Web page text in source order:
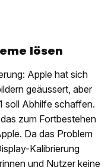
lösen
Apple hat sich
geäussert, aber
soll Abhilfe schaffen.
zum Fortbestehen
Da das Problem
Kalibrierung
und Nutzer keine